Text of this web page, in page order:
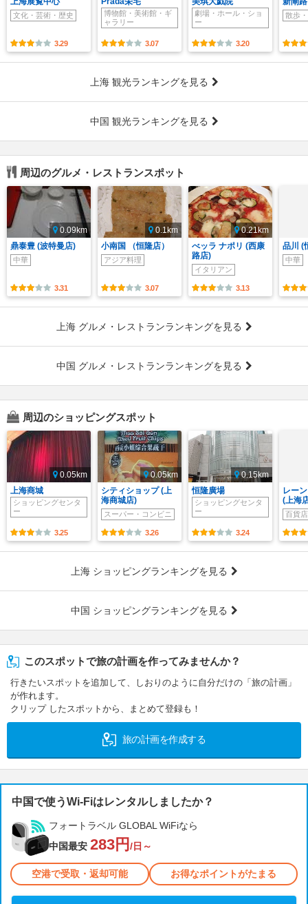
文化・芸術・歴史
3.29
博物館・美術館・ギ
ャラリー
3.07
劇場・ホール・ショ
ー
3.20
散歩
上海 観光ランキングを見る
中国 観光ランキングを見る
周辺のグルメ・レストランスポット
0.09km
鼎泰豊 (波特曼店)
中華
3.31
0.1km
小南国 （恒隆店）
アジア料理
3.07
0.21km
べッラ ナポリ (西康
路店)
イタリアン
3.13
品川 (
中華
上海 グルメ・レストランランキングを見る
中国 グルメ・レストランランキングを見る
周辺のショッピングスポット
0.05km
上海商城
ショッピングセンタ
ー
3.25
0.05km
シティショップ (上
海商城店)
スーパー・コンビニ
3.26
0.15km
恒隆廣場
ショッピングセンタ
ー
3.24
レー
(上海
百貨
上海 ショッピングランキングを見る
中国 ショッピングランキングを見る
このスポットで旅の計画を作ってみませんか？
行きたいスポットを追加して、しおりのように自分だけの「旅の計画」
が作れます。
クリップ したスポットから、まとめて登録も！
旅の計画を作成する
中国で使うWi-Fiはレンタルしましたか？
フォートラベル GLOBAL WiFiなら
中国最安 283円 /日～
空港で受取・返却可能 お得なポイントがたまる